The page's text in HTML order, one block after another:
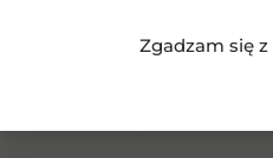
Zgadzam się z